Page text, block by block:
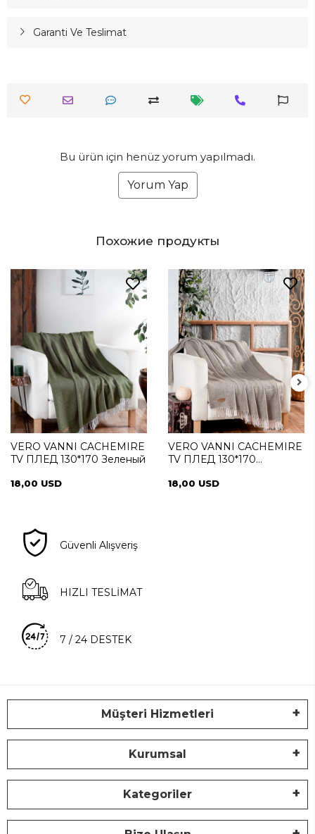
Garanti Ve Teslimat
Bu ürün için henüz yorum yapılmadı.
Yorum Yap
Похожие продукты
VERO VANNI CACHEMIRE
TV ПЛЕД 130*170 Зеленый
18,00 USD
VERO VANNI CACHEMIRE
TV ПЛЕД 130*170
18,00 USD
Güvenli Alışveriş
HIZLI TESLİMAT
7 / 24 DESTEK
Müşteri Hizmetleri
Kurumsal
Kategoriler